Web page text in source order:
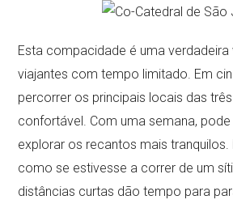
Esta compacidade é uma
viajantes com tempo limitado. Em
percorrer os principais locais das
confortável. Com uma semana,
explorar os recantos mais tranquilos.
como se estivesse a correr de um
distâncias curtas dão tempo para